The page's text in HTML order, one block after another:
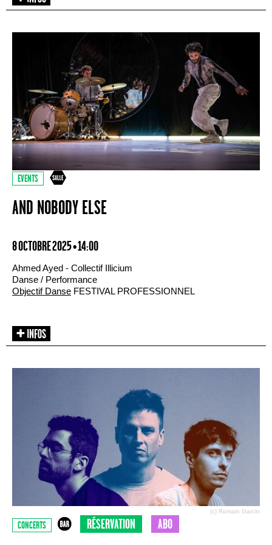
EVENTS
AND NOBODY ELSE
8 OCTOBRE 2025 • 14:00
Ahmed Ayed - Collectif Illicium
Danse / Performance
Objectif Danse FESTIVAL PROFESSIONNEL
(c) Romain Garcin
CONCERTS RÉSERVATION ABO